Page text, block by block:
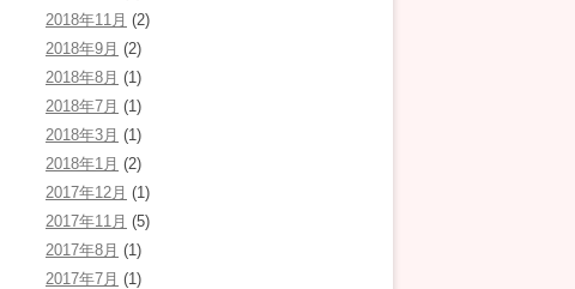
2018年11月 (2)
2018年9月 (2)
2018年8月 (1)
2018年7月 (1)
2018年3月 (1)
2018年1月 (2)
2017年12月 (1)
2017年11月 (5)
2017年8月 (1)
2017年7月 (1)